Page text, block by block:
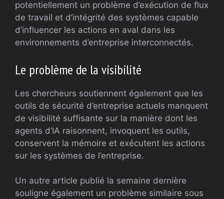
potentiellement un problème d’exécution de flux
de travail et d’intégrité des systèmes capable
d’influencer les actions en aval dans les
environnements d’entreprise interconnectés.
Le problème de la visibilité
Les chercheurs soutiennent également que les
outils de sécurité d’entreprise actuels manquent
de visibilité suffisante sur la manière dont les
agents d’IA raisonnent, invoquent les outils,
conservent la mémoire et exécutent les actions
sur les systèmes de l’entreprise.
Un autre article publié la semaine dernière
souligne également un problème similaire sous